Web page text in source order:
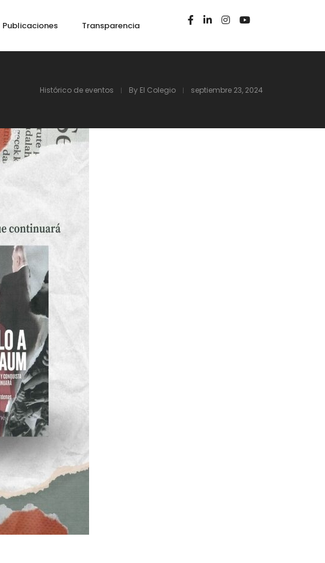
Publicaciones Transparencia
Histórico de eventos By El Colegio septiembre 23, 2024